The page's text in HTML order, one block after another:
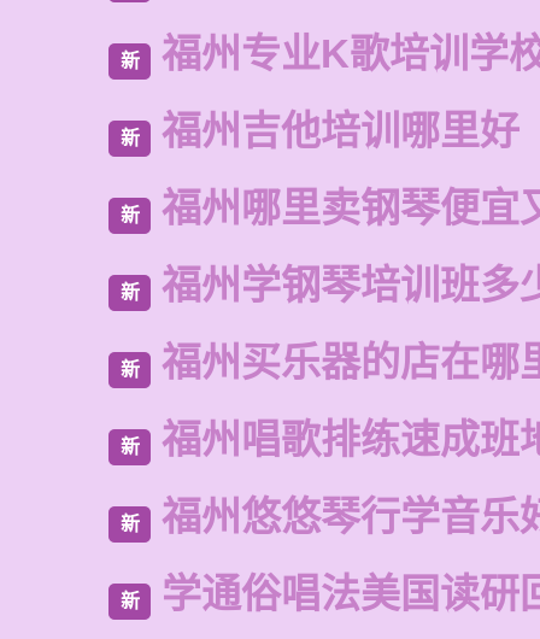
新 福州专业K歌培训学
新 福州吉他培训哪里好
新 福州哪里卖钢琴便宜
新 福州学钢琴培训班多
新 福州买乐器的店在哪
新 福州唱歌排练速成班
新 福州悠悠琴行学音乐
新 学通俗唱法美国读研